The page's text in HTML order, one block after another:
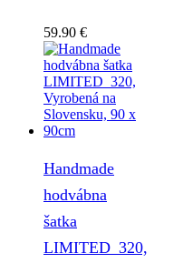
59.90 €
Handmade
hodvábna
šatka
LIMITED_320,